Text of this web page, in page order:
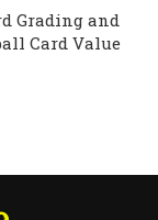
Grading and
Card Value